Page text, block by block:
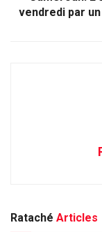
vendredi par
Rataché Articles